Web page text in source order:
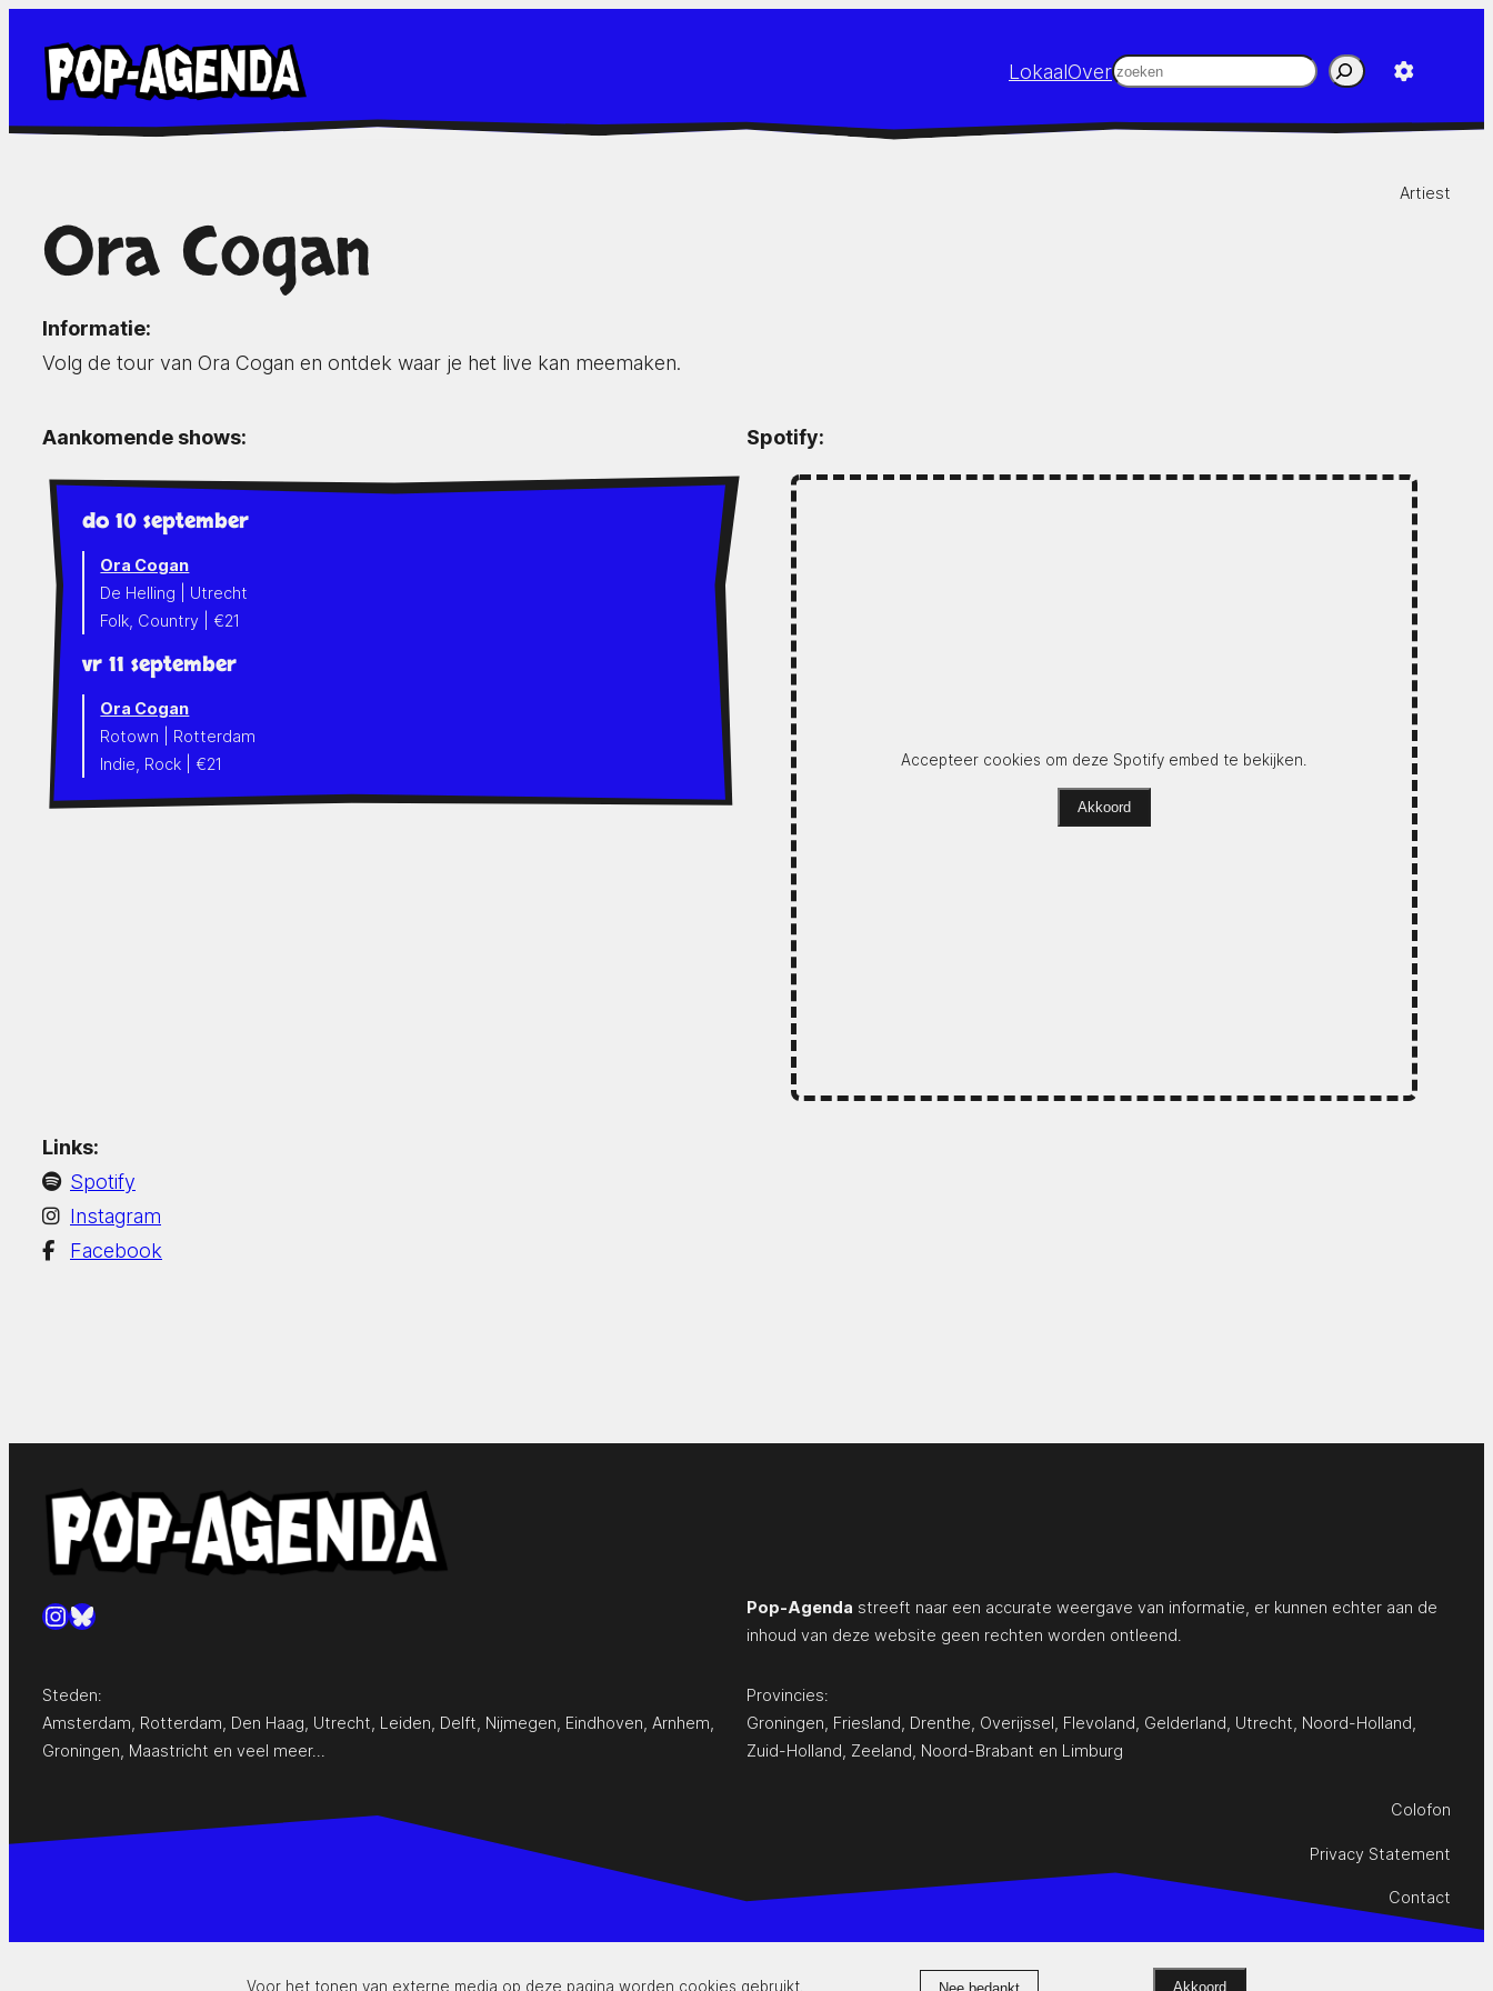
Voor het tonen van externe media op deze pagina worden cookies gebruikt. Akkoord
naar
inhoud
LokaalOverZoeken
Artiest
Ora Cogan
Informatie:
Volg de tour van Ora Cogan en ontdek waar je het live kan meemaken.
Aankomende shows:
do 10 september
Ora Cogan
De Helling | Utrecht
Folk, Country | €21
vr 11 september
Ora Cogan
Rotown | Rotterdam
Indie, Rock | €21
Spotify:
Accepteer cookies om deze Spotify embed te bekijken.
Akkoord
Links:
Spotify
Instagram
Facebook
Instagram
Bluesky Pop-Agenda streeft naar een accurate weergave van informatie, er kunnen echter aan de
inhoud van deze website geen rechten worden ontleend.
Steden:
Amsterdam Rotterdam Den Haag Utrecht Leiden Delft Nijmegen Eindhoven Arnhem
Groningen Maastricht en veel meer…
Provincies:
Groningen Friesland Drenthe Overijssel Flevoland Gelderland Utrecht Noord-Holland
Zuid-Holland Zeeland Noord-Brabant en Limburg
Colofon
Privacy Statement
Contact
www.pop-agenda.nl